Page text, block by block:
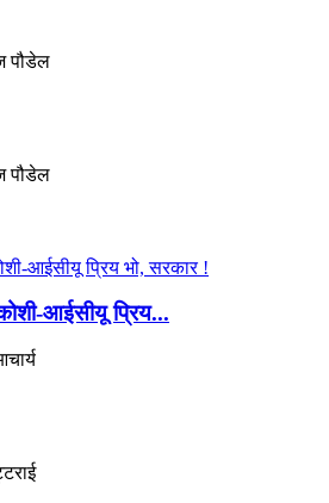
पौडेल
पौडेल
आईसीयू प्रिय...